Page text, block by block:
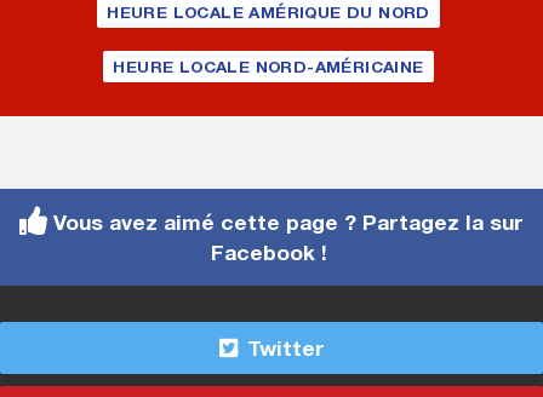
HEURE LOCALE AMÉRIQUE DU NORD
HEURE LOCALE NORD-AMÉRICAINE
Vous avez aimé cette page ? Partagez la sur
Facebook !
Twitter